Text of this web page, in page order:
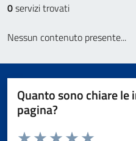
0servizi trovati
Nessun contenuto presente...
Quanto sono chiare
pagina?
Valuta da 1 a 5 stelle la pagina